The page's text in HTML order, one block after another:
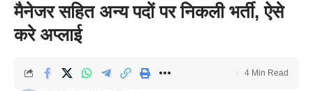
मैनेजर सहित अन्य पदों पर निकली भर्ती, ऐसे
करे अप्लाई
4 Min Read